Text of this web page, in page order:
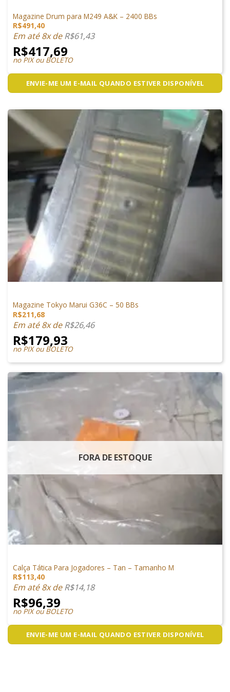
Magazine Drum para M249 A&K – 2400 BBs
R$491,40
Em até 8x deR$61,43
R$417,69
no PIX ou BOLETO
ENVIE-ME UM E-MAIL QUANDO ESTIVER DISPONÍVEL
Magazine Tokyo Marui G36C – 50 BBs
R$211,68
Em até 8x deR$26,46
R$179,93
no PIX ou BOLETO
FORA DE ESTOQUE
Calça Tática Para Jogadores – Tan – Tamanho M
R$113,40
Em até 8x deR$14,18
R$96,39
no PIX ou BOLETO
ENVIE-ME UM E-MAIL QUANDO ESTIVER DISPONÍVEL